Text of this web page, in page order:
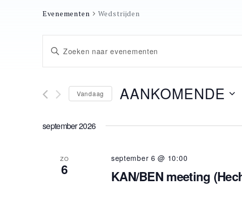
Evenementen Wedstrijden
Evenementen
Zoeken
en
weergeven
navigatie
Vul
een
in.
Evenementen
met Vandaag AANKOMENDE
september 2026
ZO
6
september 6 @ 10:00
KAN/BEN meeting